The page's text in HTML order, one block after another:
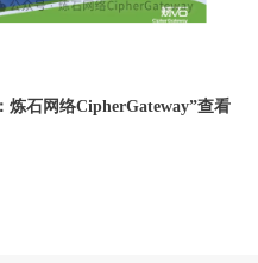
炼石网络CipherGateway”查看